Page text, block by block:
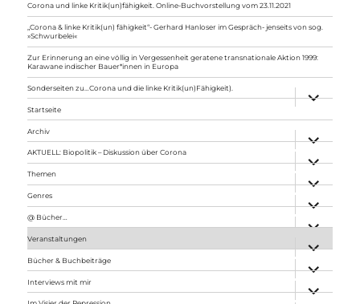
Corona und linke Kritik(un)fähigkeit. Online-Buchvorstellung vom 23.11.2021
„Corona & linke Kritik(un) fähigkeit“- Gerhard Hanloser im Gespräch- jenseits von sog.
»Schwurbelei«
Zur Erinnerung an eine völlig in Vergessenheit geratene transnationale Aktion 1999:
Karawane indischer Bauer*innen in Europa
Sonderseiten zu…Corona und die linke Kritik(un)Fähigkeit).
anzeigen
Startseite
Archiv
anzeigen
AKTUELL: Biopolitik – Diskussion über Corona
anzeigen
Themen
anzeigen
Genres
anzeigen
@ Bücher…
Veranstaltungen
anzeigen
Bücher & Buchbeiträge
anzeigen
Interviews mit mir
anzeigen